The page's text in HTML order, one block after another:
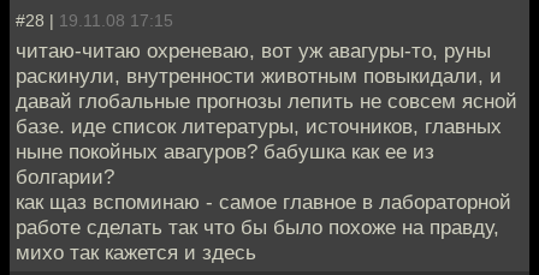
#28 | 19.11.08 17:15
читаю-читаю охреневаю, вот уж авагуры-то, руны
раскинули, внутренности животным повыкидали, и
давай глобальные прогнозы лепить не совсем ясной
базе. иде список литературы, источников, главных
ныне покойных авагуров? бабушка как ее из
болгарии?
как щаз вспоминаю - самое главное в лабораторной
работе сделать так что бы было похоже на правду,
михо так кажется и здесь